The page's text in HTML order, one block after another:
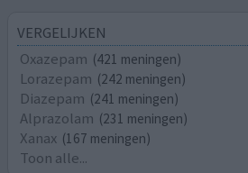
VERGELIJKEN
Oxazepam (421 meningen)
Lorazepam (242 meningen)
Diazepam (241 meningen)
Alprazolam (231 meningen)
Xanax (167 meningen)
Toon alle...